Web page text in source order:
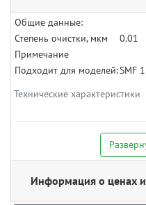
Технические характеристики
Общие данные:
Степень очистки, мкм
0.01
Примечание
Подходит для моделей:SMF
Информация о ценах